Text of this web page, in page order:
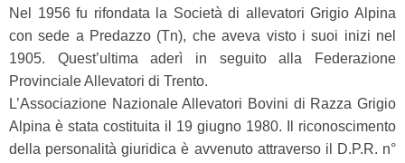
Nel 1956 fu rifondata la Società di allevatori Grigio Alpina
con sede a Predazzo (Tn), che aveva visto i suoi inizi nel
1905. Quest’ultima aderì in seguito alla Federazione
Provinciale Allevatori di Trento.
L’Associazione Nazionale Allevatori Bovini di Razza Grigio
Alpina è stata costituita il 19 giugno 1980. Il riconoscimento
della personalità giuridica è avvenuto attraverso il D.P.R. n°